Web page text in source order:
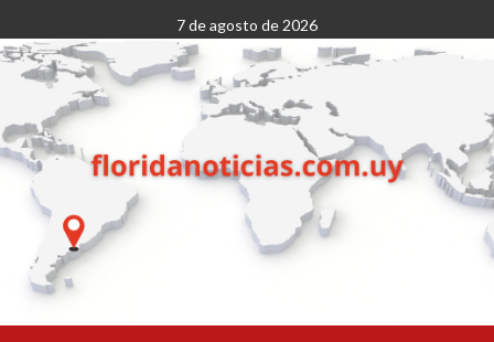
al
contenido
7 de agosto de 2026